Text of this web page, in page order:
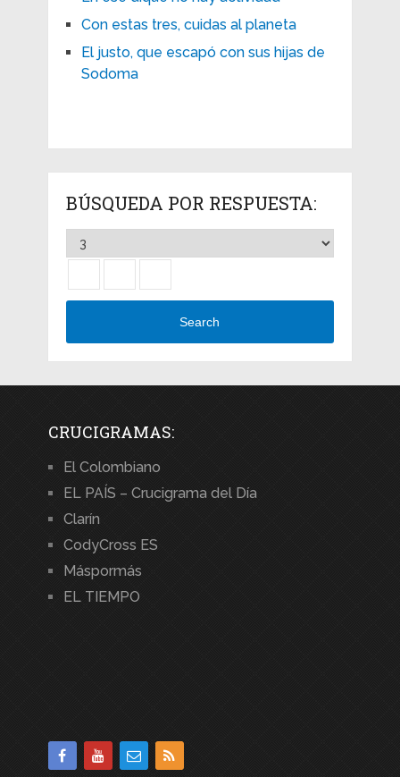
Con estas tres, cuidas al planeta
El justo, que escapó con sus hijas de
Sodoma
BÚSQUEDA POR RESPUESTA:
Search
CRUCIGRAMAS:
El Colombiano
EL PAÍS – Crucigrama del Día
Clarín
CodyCross ES
Máspormás
EL TIEMPO